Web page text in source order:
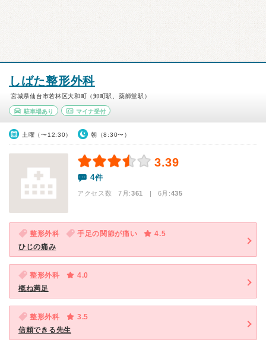
しばた整形外科
宮城県仙台市若林区大和町（卸町駅、薬師堂駅）
駐車場あり マイナ受付
土曜（〜12:30） 朝（8:30〜）
3.39
4件
アクセス数 7月:361 | 6月:435
整形外科 手足の関節が痛い
4.5
ひじの痛み
整形外科
4.0
概ね満足
整形外科
3.5
信頼できる先生